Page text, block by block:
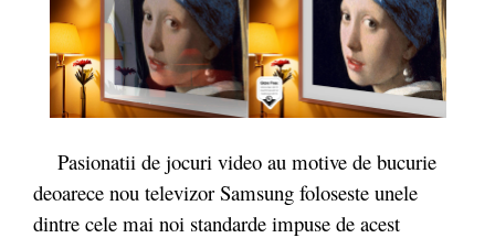
Pasionatii de jocuri video au motive de bucurie
deoarece nou televizor Samsung foloseste unele
dintre cele mai noi standarde impuse de acest